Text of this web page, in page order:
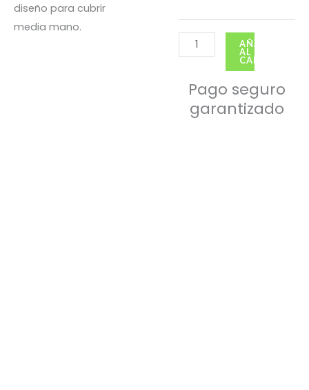
diseño para cubrir
media mano.
chicle
cantidad
AÑADIR
AL
CARRITO
Pago seguro
garantizado